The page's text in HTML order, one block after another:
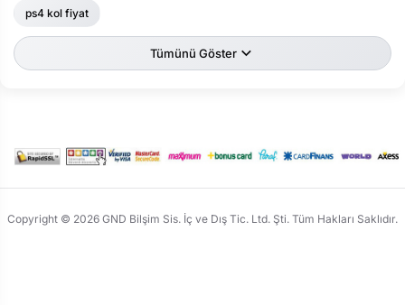
ps4 kol fiyat
Tümünü Göster
Copyright © 2026 GND Bilşim Sis. İç ve Dış Tic. Ltd. Şti. Tüm Hakları Saklıdır.